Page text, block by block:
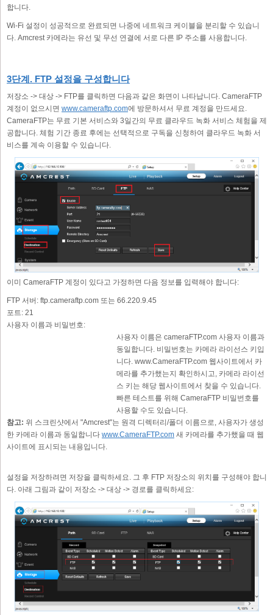
합니다.
Wi-Fi 설정이 성공적으로 완료되면 나중에 네트워크 케이블을 분리할 수 있습니
다. Amcrest 카메라는 유선 및 무선 연결에 서로 다른 IP 주소를 사용합니다.
3단계. FTP 설정을 구성합니다
저장소 -> 대상 -> FTP를 클릭하면 다음과 같은 화면이 나타납니다. CameraFTP
계정이 없으시면 www.cameraftp.com에 방문하셔서 무료 계정을 만드세요.
CameraFTP는 무료 기본 서비스와 3일간의 무료 클라우드 녹화 서비스 체험을 제
공합니다. 체험 기간 종료 후에는 선택적으로 구독을 신청하여 클라우드 녹화 서
비스를 계속 이용할 수 있습니다.
이미 CameraFTP 계정이 있다고 가정하면 다음 정보를 입력해야 합니다:
FTP 서버: ftp.cameraftp.com 또는 66.220.9.45
포트: 21
사용자 이름과 비밀번호:
사용자 이름은 cameraFTP.com 사용자 이름과
동일합니다. 비밀번호는 카메라 라이선스 키입
니다. www.CameraFTP.com 웹사이트에서 카
메라를 추가했는지 확인하시고, 카메라 라이선
스 키는 해당 웹사이트에서 찾을 수 있습니다.
빠른 테스트를 위해 CameraFTP 비밀번호를
사용할 수도 있습니다.
참고: 위 스크린샷에서 "Amcrest"는 원격 디렉터리/폴더 이름으로, 사용자가 생성
한 카메라 이름과 동일합니다 www.CameraFTP.com 새 카메라를 추가했을 때 웹
사이트에 표시되는 내용입니다.
설정을 저장하려면 저장을 클릭하세요. 그 후 FTP 저장소의 위치를 구성해야 합니
다. 아래 그림과 같이 저장소 -> 대상 -> 경로를 클릭하세요: